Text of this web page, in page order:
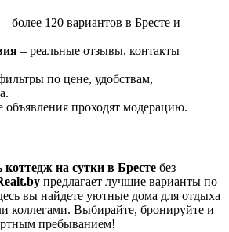
– более 120 вариантов в Бресте и
– реальные отзывы, контакты
по цене, удобствам,
объявления проходят модерацию.
коттедж на сутки в Бресте без
предлагает лучшие варианты по
вы найдете уютные дома для отдыха
коллегами. Выбирайте, бронируйте и
пребыванием!